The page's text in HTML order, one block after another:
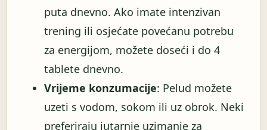
puta dnevno. Ako imate intenzivan
trening ili osjećate povećanu potrebu
za energijom, možete doseći i do 4
tablete dnevno.
Vrijeme konzumacije: Pelud možete
uzeti s vodom, sokom ili uz obrok. Neki
preferiraju jutarnje uzimanje za